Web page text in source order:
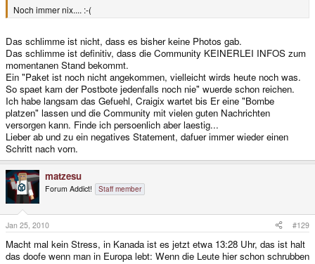
Noch immer nix.... :-(
Das schlimme ist nicht, dass es bisher keine Photos gab.
Das schlimme ist definitiv, dass die Community KEINERLEI INFOS zum
momentanen Stand bekommt.
Ein "Paket ist noch nicht angekommen, vielleicht wirds heute noch was.
So spaet kam der Postbote jedenfalls noch nie" wuerde schon reichen.
Ich habe langsam das Gefuehl, Craigix wartet bis Er eine "Bombe
platzen" lassen und die Community mit vielen guten Nachrichten
versorgen kann. Finde ich persoenlich aber laestig...
Lieber ab und zu ein negatives Statement, dafuer immer wieder einen
Schritt nach vorn.
matzesu
Forum Addict! Staff member
Jan 25, 2010 #129
Macht mal kein Stress, in Kanada ist es jetzt etwa 13:28 Uhr, das ist halt
das doofe wenn man in Europa lebt: Wenn die Leute hier schon schrubben